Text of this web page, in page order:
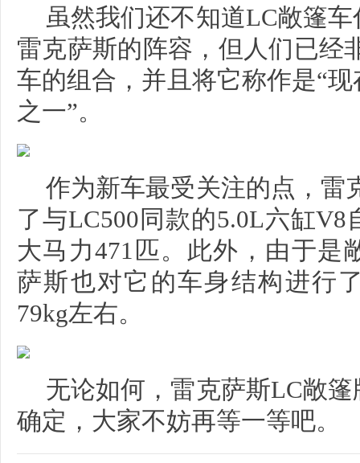
虽然我们还不知道LC敞篷
雷克萨斯的阵容，但人们已经
车的组合，并且将它称作是“
之一”。
作为新车最受关注的点，雷
了与LC500同款的5.0L六缸
大马力471匹。此外，由于是
萨斯也对它的车身结构进行
79kg左右。
无论如何，雷克萨斯LC敞
确定，大家不妨再等一等吧。